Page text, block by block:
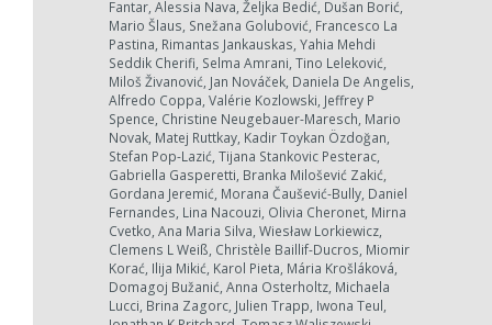
Fantar, Alessia Nava, Željka Bedić, Dušan Borić,
Mario Šlaus, Snežana Golubović, Francesco La
Pastina, Rimantas Jankauskas, Yahia Mehdi
Seddik Cherifi, Selma Amrani, Tino Leleković,
Miloš Živanović, Jan Nováček, Daniela De Angelis,
Alfredo Coppa, Valérie Kozlowski, Jeffrey P
Spence, Christine Neugebauer-Maresch, Mario
Novak, Matej Ruttkay, Kadir Toykan Özdoğan,
Stefan Pop-Lazić, Tijana Stankovic Pesterac,
Gabriella Gasperetti, Branka Milošević Zakić,
Gordana Jeremić, Morana Čaušević-Bully, Daniel
Fernandes, Lina Nacouzi, Olivia Cheronet, Mirna
Cvetko, Ana Maria Silva, Wiesław Lorkiewicz,
Clemens L Weiß, Christèle Baillif-Ducros, Miomir
Korać, Ilija Mikić, Karol Pieta, Mária Krošláková,
Domagoj Bužanić, Anna Osterholtz, Michaela
Lucci, Brina Zagorc, Julien Trapp, Iwona Teul,